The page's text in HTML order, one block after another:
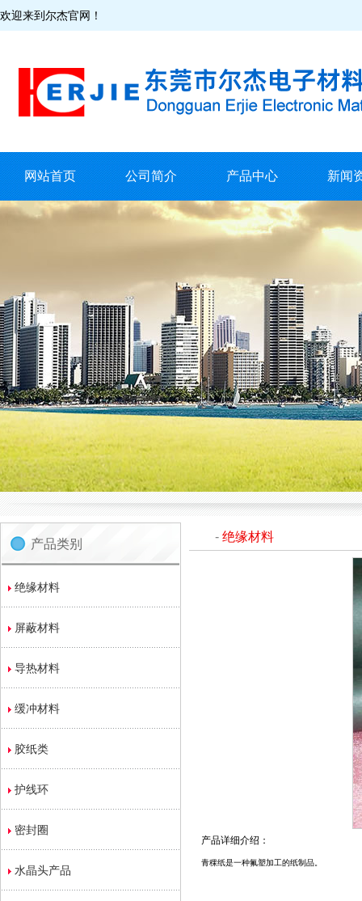
欢迎来到尔杰官网！
网站首页 公司简介 产品中心 新闻
产品类别
绝缘材料
屏蔽材料
导热材料
缓冲材料
胶纸类
护线环
密封圈
水晶头产品
- 绝缘材料
产品详细介绍：
青稞纸是一种氟塑加工的纸制品。